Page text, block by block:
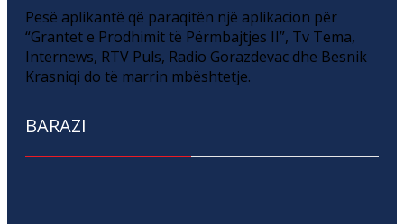
Pesë aplikantë që paraqitën një aplikacion për
“Grantet e Prodhimit të Përmbajtjes II”, Tv Tema,
Internews, RTV Puls, Radio Gorazdevac dhe Besnik
Krasniqi do të marrin mbështetje.
BARAZI